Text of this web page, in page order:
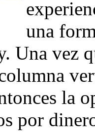
una
Una vez
la
por